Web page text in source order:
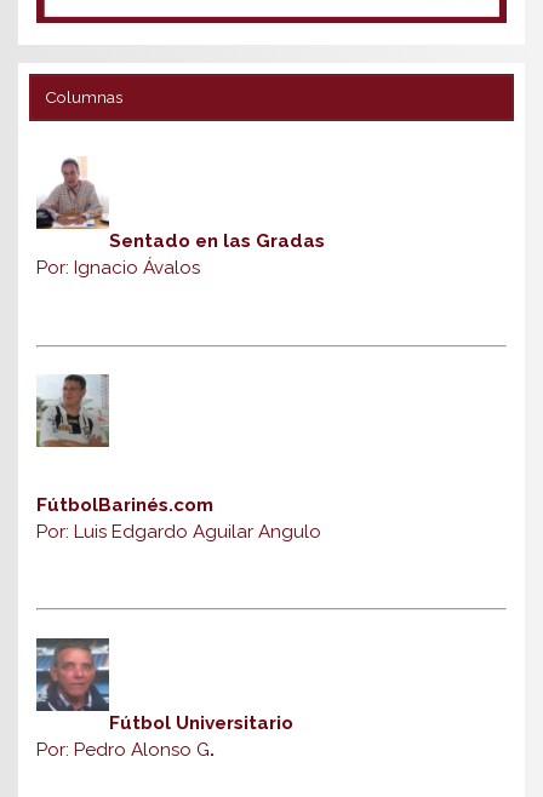
Columnas
Sentado en las Gradas
Por: Ignacio Ávalos
FútbolBarinés.com
Por: Luis Edgardo Aguilar Angulo
Fútbol Universitario
Por: Pedro Alonso G.